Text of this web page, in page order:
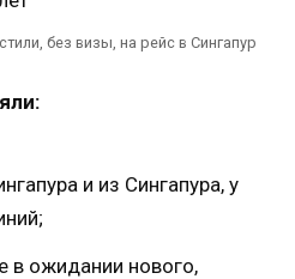
без визы, на рейс в Сингапур
и из Сингапура, у
в ожидании нового,